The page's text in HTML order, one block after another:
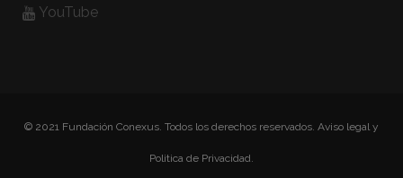
YouTube
© 2021 Fundación Conexus. Todos los derechos reservados. Aviso legal y
Politica de Privacidad.